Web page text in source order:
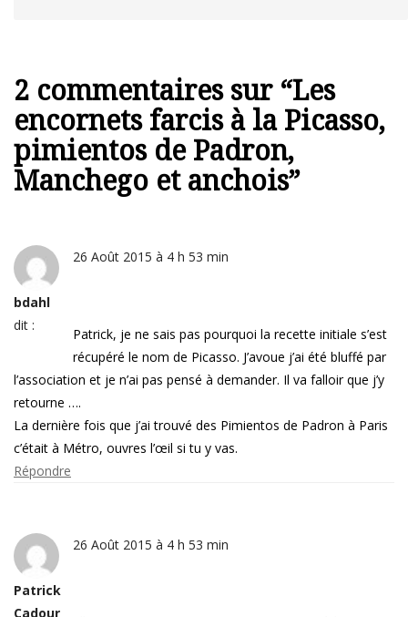
2 commentaires sur “Les
encornets farcis à la Picasso,
pimientos de Padron,
Manchego et anchois”
bdahl
dit :
26 Août 2015 à 4 h 53 min
Patrick, je ne sais pas pourquoi la recette initiale s’est
récupéré le nom de Picasso. J’avoue j’ai été bluffé par
l’association et je n’ai pas pensé à demander. Il va falloir que j’y
retourne ….
La dernière fois que j’ai trouvé des Pimientos de Padron à Paris
c’était à Métro, ouvres l’œil si tu y vas.
Répondre
Patrick
Cadour
26 Août 2015 à 4 h 53 min